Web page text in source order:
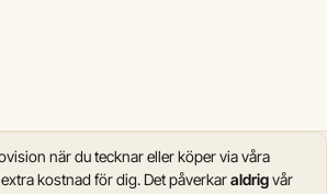
när du tecknar eller köper via våra
kostnad för dig. Det påverkaraldrigvår